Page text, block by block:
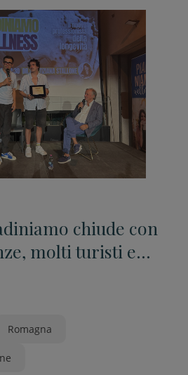
chiude con
molti turisti e
Romagna